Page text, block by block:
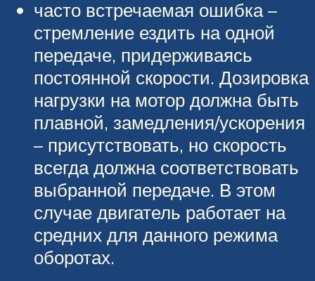
часто встречаемая ошибка –
стремление ездить на одной
передаче, придерживаясь
постоянной скорости. Дозировка
нагрузки на мотор должна быть
плавной, замедления/ускорения
– присутствовать, но скорость
всегда должна соответствовать
выбранной передаче. В этом
случае двигатель работает на
средних для данного режима
оборотах.